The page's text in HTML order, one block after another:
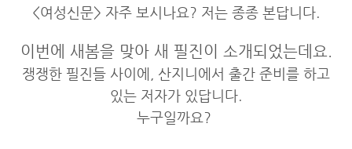
<여성신문> 자주 보시나요? 저는 종종 본답니다.
이번에 새봄을 맞아 새 필진이 소개되었는데요.
쟁쟁한 필진들 사이에, 산지니에서 출간 준비를 하고
있는 저자가 있답니다.
누구일까요?